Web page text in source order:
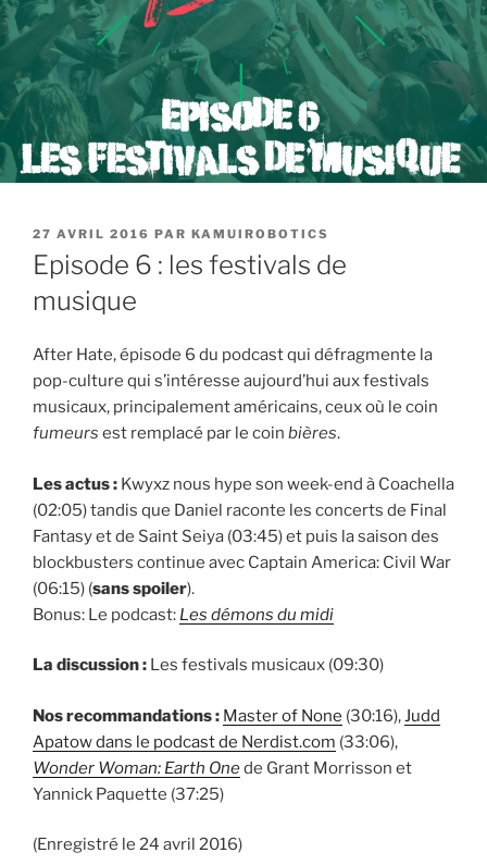
PUBLIÉ
LE
27 AVRIL 2016 PAR KAMUIROBOTICS
Episode 6 : les festivals de
musique
After Hate, épisode 6 du podcast qui défragmente la
pop-culture qui s’intéresse aujourd’hui aux festivals
musicaux, principalement américains, ceux où le coin
fumeurs est remplacé par le coin bières.
Les actus : Kwyxz nous hype son week-end à Coachella
(02:05) tandis que Daniel raconte les concerts de Final
Fantasy et de Saint Seiya (03:45) et puis la saison des
blockbusters continue avec Captain America: Civil War
(06:15) (sans spoiler).
Bonus: Le podcast: Les démons du midi
La discussion : Les festivals musicaux (09:30)
Nos recommandations : Master of None (30:16),Judd
Apatow dans le podcast de Nerdist.com (33:06),
Wonder Woman: Earth Onede Grant Morrisson et
Yannick Paquette (37:25)
(Enregistré le 24 avril 2016)